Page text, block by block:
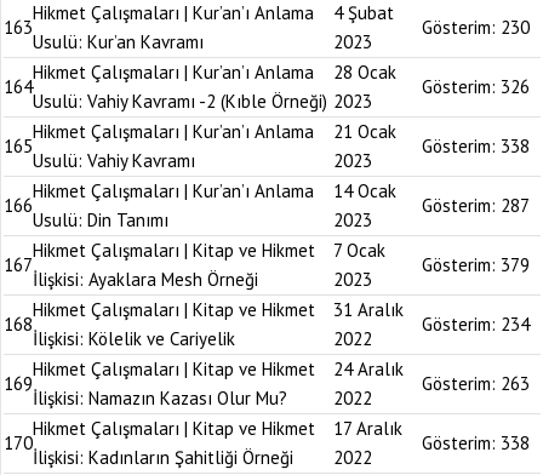
163
Hikmet Çalışmaları | Kur’an’ı Anlama
Usulü: Kur’an Kavramı
4 Şubat
2023
Gösterim: 230
164
Hikmet Çalışmaları | Kur’an’ı Anlama
Usulü: Vahiy Kavramı -2 (Kıble Örneği)
28 Ocak
2023
Gösterim: 326
165
Hikmet Çalışmaları | Kur’an’ı Anlama
Usulü: Vahiy Kavramı
21 Ocak
2023
Gösterim: 338
166
Hikmet Çalışmaları | Kur’an’ı Anlama
Usulü: Din Tanımı
14 Ocak
2023
Gösterim: 287
167
Hikmet Çalışmaları | Kitap ve Hikmet
İlişkisi: Ayaklara Mesh Örneği
7 Ocak
2023
Gösterim: 379
168
Hikmet Çalışmaları | Kitap ve Hikmet
İlişkisi: Kölelik ve Cariyelik
31 Aralık
2022
Gösterim: 234
169
Hikmet Çalışmaları | Kitap ve Hikmet
İlişkisi: Namazın Kazası Olur Mu?
24 Aralık
2022
Gösterim: 263
170
Hikmet Çalışmaları | Kitap ve Hikmet
İlişkisi: Kadınların Şahitliği Örneği
17 Aralık
2022
Gösterim: 338